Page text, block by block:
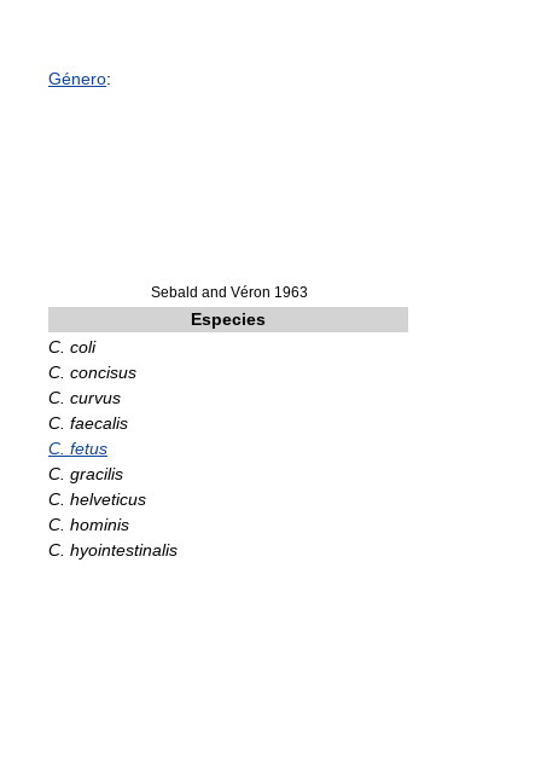
Género:
Sebald and Véron 1963
Especies
C. coli
C. concisus
C. curvus
C. faecalis
C. fetus
C. gracilis
C. helveticus
C. hominis
C. hyointestinalis